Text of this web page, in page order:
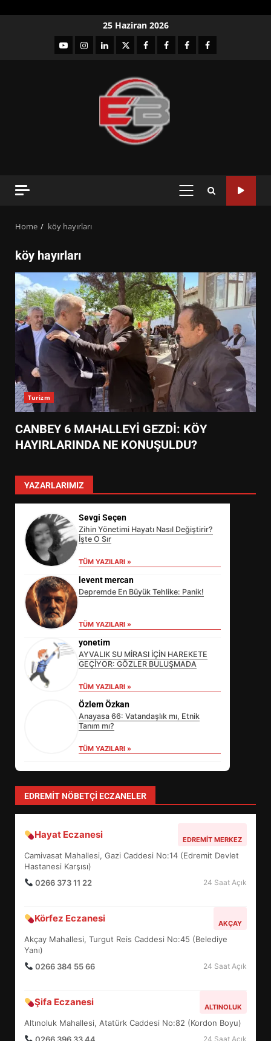
25 Haziran 2026
YouTubeInstagram
LinkedIntwitterfacebook-Facebook-
Facebook-Facebook-
PRIMARY
Home köy hayırları
köy hayırları
Turizm
CANBEY 6 MAHALLEYİ GEZDİ: KÖY
HAYIRLARINDA NE KONUŞULDU?
YAZARLARIMIZ
Sevgi Seçen
Zihin Yönetimi Hayatı Nasıl Değiştirir?
İşte O Sır
TÜM YAZILARI »
levent mercan
Depremde En Büyük Tehlike: Panik!
TÜM YAZILARI »
yonetim
AYVALIK SU MİRASI İÇİN HAREKETE
GEÇİYOR: GÖZLER BULUŞMADA
TÜM YAZILARI »
Özlem Özkan
Anayasa 66: Vatandaşlık mı, Etnik
Tanım mı?
TÜM YAZILARI »
EDREMIT NÖBETÇI ECZANELER
Hayat Eczanesi EDREMIT MERKEZ
Camivasat Mahallesi, Gazi Caddesi No:14 (Edremit Devlet
Hastanesi Karşısı)
0266 373 11 22
24 Saat Açık
Körfez Eczanesi AKÇAY
Akçay Mahallesi, Turgut Reis Caddesi No:45 (Belediye
Yanı)
0266 384 55 66
24 Saat Açık
Şifa Eczanesi ALTINOLUK
Altınoluk Mahallesi, Atatürk Caddesi No:82 (Kordon Boyu)
0266 396 33 44
24 Saat Açık
3
EİB’DE KRİTİK ATAMA:
SÜRDÜRÜLEBİLİRLİKTE NE
4
EDREMİT’İN GURURU TÜRKİYE
FİNALİNDE NE BAŞARDI?
5
BALIKESİR MÜZELERİNDE SÜRE
6
TURNUVASI KAYITLARI NEYİ
DEĞİŞTİRİYOR?